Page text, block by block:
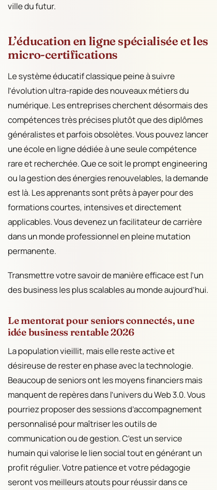
ville du futur.
L’éducation en ligne spécialisée et les
micro-certifications
Le système éducatif classique peine à suivre
l’évolution ultra-rapide des nouveaux métiers du
numérique. Les entreprises cherchent désormais des
compétences très précises plutôt que des diplômes
généralistes et parfois obsolètes. Vous pouvez lancer
une école en ligne dédiée à une seule compétence
rare et recherchée. Que ce soit le prompt engineering
ou la gestion des énergies renouvelables, la demande
est là. Les apprenants sont prêts à payer pour des
formations courtes, intensives et directement
applicables. Vous devenez un facilitateur de carrière
dans un monde professionnel en pleine mutation
permanente.
Transmettre votre savoir de manière efficace est l’un
des business les plus scalables au monde aujourd’hui.
Le mentorat pour seniors connectés, une
idée business rentable 2026
La population vieillit, mais elle reste active et
désireuse de rester en phase avec la technologie.
Beaucoup de seniors ont les moyens financiers mais
manquent de repères dans l’univers du Web 3.0. Vous
pourriez proposer des sessions d’accompagnement
personnalisé pour maîtriser les outils de
communication ou de gestion. C’est un service
humain qui valorise le lien social tout en générant un
profit régulier. Votre patience et votre pédagogie
seront vos meilleurs atouts pour réussir dans ce